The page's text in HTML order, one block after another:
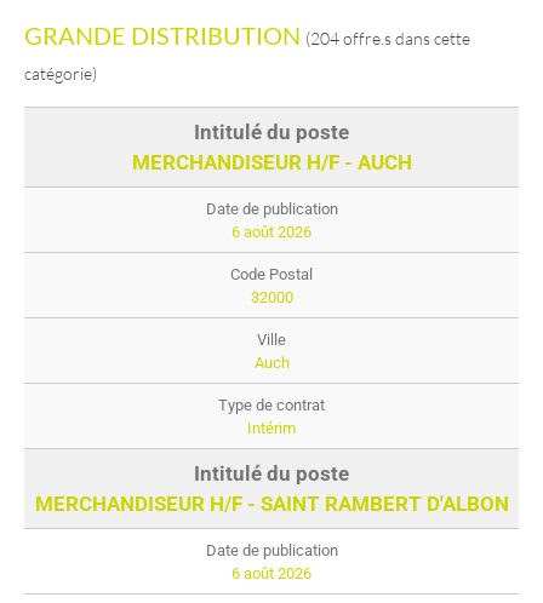
GRANDE DISTRIBUTION (204 offre.s dans cette
catégorie)
MERCHANDISEUR H/F - AUCH
6 août 2026
32000
Auch
Intérim
MERCHANDISEUR H/F - SAINT RAMBERT D'ALBON
6 août 2026